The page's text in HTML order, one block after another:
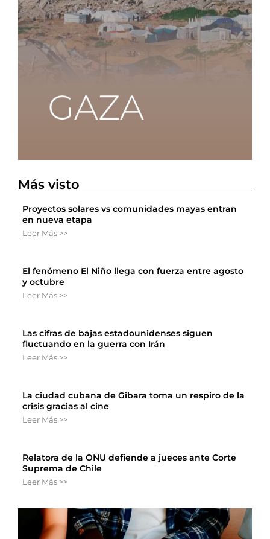
Más visto
Proyectos solares vs comunidades mayas entran
en nueva etapa
Leer Más >>
El fenómeno El Niño llega con fuerza entre agosto
y octubre
Leer Más >>
Las cifras de bajas estadounidenses siguen
fluctuando en la guerra con Irán
Leer Más >>
La ciudad cubana de Gibara toma un respiro de la
crisis gracias al cine
Leer Más >>
Relatora de la ONU defiende a jueces ante Corte
Suprema de Chile
Leer Más >>